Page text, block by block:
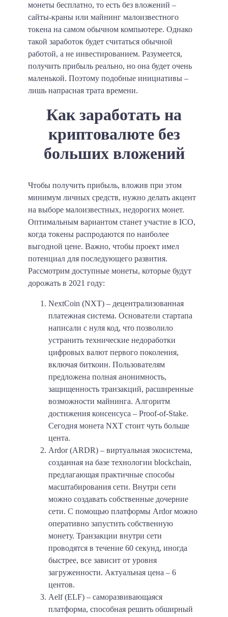
монеты бесплатно, то есть без вложений –
сайты-краны или майнинг малоизвестного
токена на самом обычном компьютере. Однако
такой заработок будет считаться обычной
работой, а не инвестированием. Разумеется,
получить прибыль реально, но она будет очень
маленькой. Поэтому подобные инициативы –
лишь напрасная трата времени.
Как заработать на
криптовалюте без
больших вложений
Чтобы получить прибыль, вложив при этом
минимум личных средств, нужно делать акцент
на выборе малоизвестных, недорогих монет.
Оптимальным вариантом станет участие в ICO,
когда токены распродаются по наиболее
выгодной цене. Важно, чтобы проект имел
потенциал для последующего развития.
Рассмотрим доступные монеты, которые будут
дорожать в 2021 году:
NextCoin (NXT) – децентрализованная
платежная система. Основатели стартапа
написали с нуля код, что позволило
устранить технические недоработки
цифровых валют первого поколения,
включая биткоин. Пользователям
предложена полная анонимность,
защищенность транзакций, расширенные
возможности майнинга. Алгоритм
достижения консенсуса – Proof-of-Stake.
Сегодня монета NXT стоит чуть больше
цента.
Ardor (ARDR) – виртуальная экосистема,
созданная на базе технологии blockchain,
предлагающая практичные способы
масштабирования сети. Внутри сети
можно создавать собственные дочерние
сети. С помощью платформы Ardor можно
оперативно запустить собственную
монету. Транзакции внутри сети
проводятся в течение 60 секунд, иногда
быстрее, все зависит от уровня
загруженности. Актуальная цена – 6
центов.
Aelf (ELF) – саморазвивающаяся
платформа, способная решить обширный